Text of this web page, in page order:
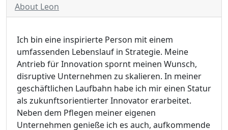
About Leon
Ich bin eine inspirierte Person mit einem
umfassenden Lebenslauf in Strategie. Meine
Antrieb für Innovation spornt meinen Wunsch,
disruptive Unternehmen zu skalieren. In meiner
geschäftlichen Laufbahn habe ich mir einen Statur
als zukunftsorientierter Innovator erarbeitet.
Neben dem Pflegen meiner eigenen
Unternehmen genieße ich es auch, aufkommende